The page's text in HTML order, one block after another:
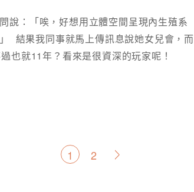
說：「唉，好想用立體空間呈現內生殖系
結果我同事就馬上傳訊息說她女兒會，而
也就11年？看來是很資深的玩家呢！
文
1 2 >